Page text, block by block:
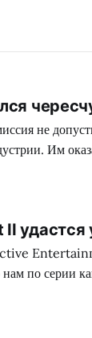
не
Им
обнаружили
по серии
является